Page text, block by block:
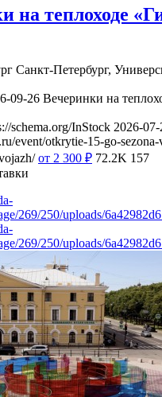
на теплоходе
Санкт-Петербург,
09-26 Вечеринки на
schema.org/InStock 2026-
event/otkrytie-15-go-
от 2 300 ₽ 72.2K 157
269/250/uploads/
269/250/uploads/